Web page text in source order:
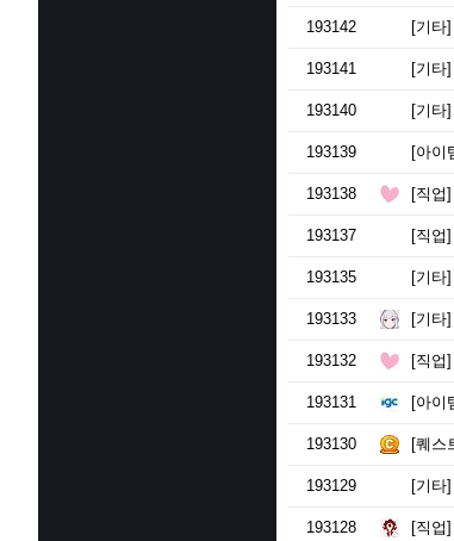
193142 [기타]
193141 [기타]
193140 [기타]
193139 [아이
193138 [직업]
193137 [직업]
193135 [기타]
193133 [기타]
193132 [직업]
193131 [아이
193130 [퀘스
193129 [기타]
193128 [직업]